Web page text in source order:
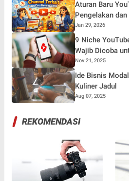
Aturan Baru
Pengelakan
Jan 29, 2026
9 Niche
Wajib Dicoba
Channel Anda
Nov 21, 2025
Ide Bisnis
Kuliner Jadul
Aug 07, 2025
REKOMENDASI